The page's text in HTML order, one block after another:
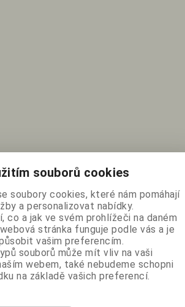
souborů cookies
soubory cookies, které nám pomáhají
a personalizovat nabídky.
co a jak ve svém prohlížeči na daném
stránka funguje podle vás a je
vašim preferencím.
souborů může mít vliv na vaši
webem, také nebudeme schopni
na základě vašich preferencí.